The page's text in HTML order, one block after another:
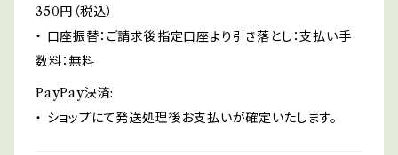
350円（税込）
・ 口座振替：ご請求後指定口座より引き落とし：支払い手
数料：無料
PayPay決済:
・ ショップにて発送処理後お支払いが確定いたします。